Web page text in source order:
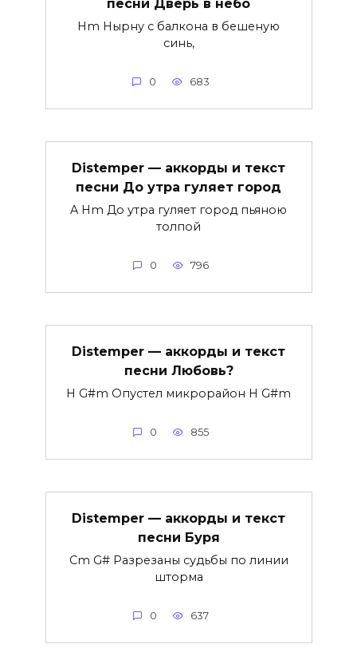
Hm Нырну с балкона в бешеную
синь,
0 683
Distemper — аккорды и текст
песни До утра гуляет город
A Hm До утра гуляет город пьяною
толпой
0 796
Distemper — аккорды и текст
песни Любовь?
H G#m Опустел микрорайон H G#m
0 855
Distemper — аккорды и текст
песни Буря
Cm G# Разрезаны судьбы по линии
шторма
0 637